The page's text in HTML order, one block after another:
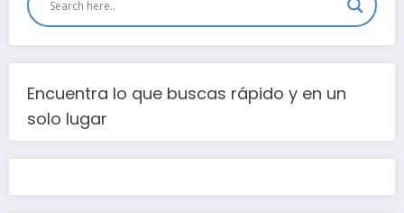
Encuentra lo que buscas rápido y en un
solo lugar